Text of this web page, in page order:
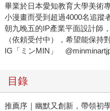
畢業於日本愛知教育大學美術
小漫畫而受到超過4000名追蹤
朝九晚五的IP產業平面設計師
（依頼受付中），希望能保持
IG「ミンMIN」
目錄
推薦序｜幽默又創新，帶領